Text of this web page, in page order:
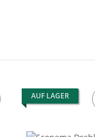
AUF LAGER